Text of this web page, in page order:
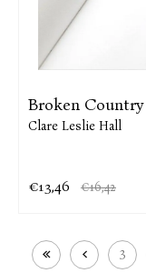
Broken Country
Clare Leslie Hall
€13,46 €16,42
3